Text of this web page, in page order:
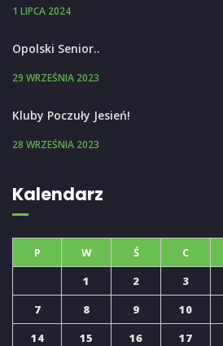
1 LIPCA 2024
Opolski Senior..
29 WRZEŚNIA 2023
Kluby Poczuły Jesień!
28 WRZEŚNIA 2023
Kalendarz
P W Ś C
1 2 3
7
8 9 10
14
15 16 17